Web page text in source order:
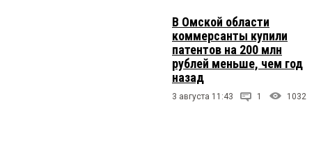
В Омской области
коммерсанты купили
патентов на 200 млн
рублей меньше, чем год
назад
3 августа 11:43 1 1032